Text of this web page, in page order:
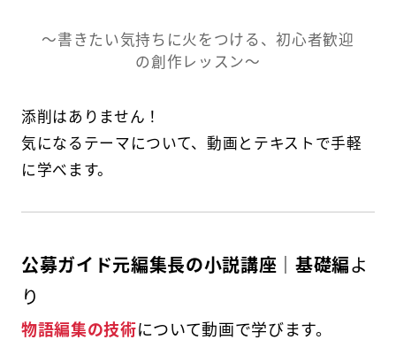
～書きたい気持ちに火をつける、初心者歓迎
の創作レッスン～
添削はありません！
気になるテーマについて、動画とテキストで手軽
に学べます。
公募ガイド元編集長の小説講座｜基礎編よ
り
物語編集の技術について動画で学びます。